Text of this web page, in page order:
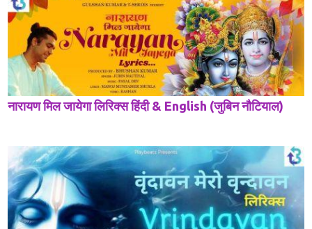
नारायण मिल जायेगा लिरिक्स हिंदी & English (जुबिन नौटियाल)